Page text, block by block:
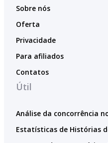
Sobre nós
Oferta
Privacidade
Para afiliados
Contatos
Útil
Análise da concorrência
Estatísticas de Histórias